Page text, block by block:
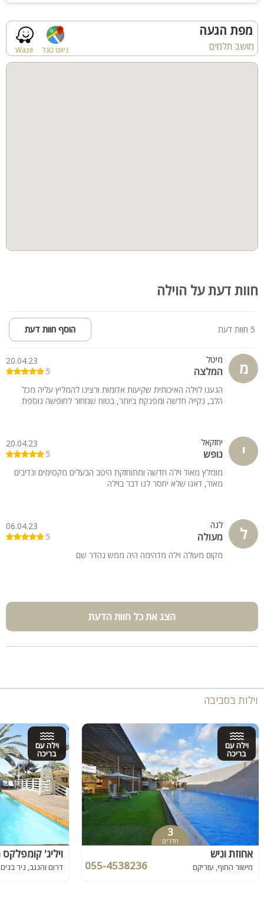
Waze ניווט גוגל
מפת הגעה
מושב תלמים
חוות דעת על הוילה
5 חוות דעת הוסף חוות דעת
מ מיטל
המלצה
20.04.23
5
הגענו לוילה האיכותית שקיעות אדומות ורצינו להמליץ עליה מכל
הלב, נקייה חדשה ומפנקת ביותר, בטוח שנזחור לחופשה נוספת
י יחזקאל
נופש
20.04.23
5
מומלץ מאוד וילה חדשה ומתוחזקת היטב הבעלים מקסימים ונדיבים
מאוד, דאגו שלא יחסר לנו דבר בוילה
ל לנה
מעולה
06.04.23
5
מקום מעולה וילה מדהימה היה ממש נהדר שם
הצג את כל חוות הדעת
וילות בסביבה
וילה עם
בריכה
3
חדרים
אחוזת וניש
מישור החוף, עזריקם 055-4538236
וילה עם
בריכה
ויליג' קומפלקס
דרום והנגב, ניר בנים